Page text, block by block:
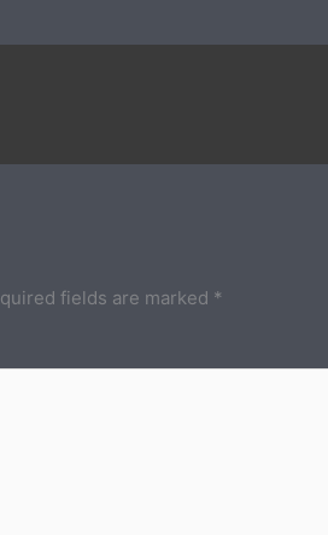
fields are marked *